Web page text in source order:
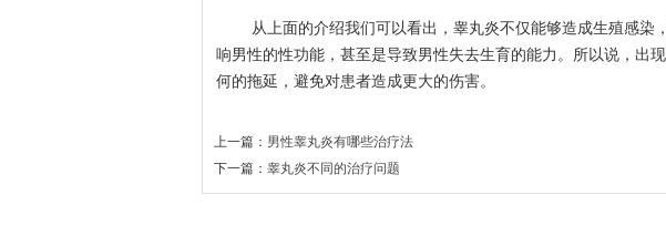
从上面的介绍我们可以看出，睾丸炎不仅能够造成生殖感染
响男性的性功能，甚至是导致男性失去生育的能力。所以说，出
何的拖延，避免对患者造成更大的伤害。
上一篇： 男性睾丸炎有哪些治疗法
下一篇： 睾丸炎不同的治疗问题